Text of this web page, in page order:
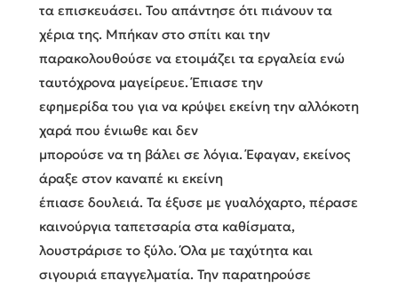
τα επισκευάσει. Του απάντησε ότι πιάνουν τα
χέρια της. Μπήκαν στο σπίτι και την
παρακολουθούσε να ετοιμάζει τα εργαλεία ενώ
ταυτόχρονα μαγείρευε. Έπιασε την
εφημερίδα του για να κρύψει εκείνη την αλλόκοτη
χαρά που ένιωθε και δεν
μπορούσε να τη βάλει σε λόγια. Έφαγαν, εκείνος
άραξε στον καναπέ κι εκείνη
έπιασε δουλειά. Τα έξυσε με γυαλόχαρτο, πέρασε
καινούργια ταπετσαρία στα καθίσματα,
λουστράρισε το ξύλο. Όλα με ταχύτητα και
σιγουριά επαγγελματία. Την παρατηρούσε